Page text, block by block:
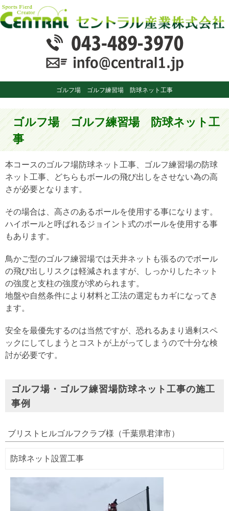
ゴルフ場 ゴルフ練習場 防球ネット工事
ゴルフ場 ゴルフ練習場 防球ネット工
事
本コースのゴルフ場防球ネット工事、ゴルフ練習場の防球
ネット工事、どちらもボールの飛び出しをさせない為の高
さが必要となります。
その場合は、高さのあるポールを使用する事になります。
ハイポールと呼ばれるジョイント式のポールを使用する事
もあります。
鳥かご型のゴルフ練習場では天井ネットも張るのでボール
の飛び出しリスクは軽減されますが、しっかりしたネット
の強度と支柱の強度が求められます。
地盤や自然条件により材料と工法の選定もカギになってき
ます。
安全を最優先するのは当然ですが、恐れるあまり過剰スペ
ックにしてしまうとコストが上がってしまうので十分な検
討が必要です。
ゴルフ場・ゴルフ練習場防球ネット工事の施工
事例
ブリストヒルゴルフクラブ様（千葉県君津市）
防球ネット設置工事